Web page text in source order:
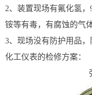
2、装置现场有氟化氢
铵等有毒，有腐蚀的气
3、现场没有防护用品，
化工仪表的检修方案：